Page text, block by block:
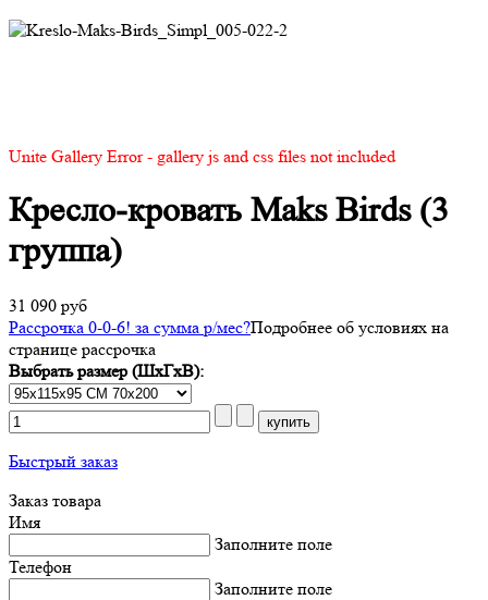
Unite Gallery Error - gallery js and css files not included
Кресло-кровать Maks Birds (3
группа)
31 090 руб
Рассрочка 0-0-6! за сумма р/мес?Подробнее об условиях на
странице рассрочка
Выбрать размер (ШхГхВ):
Быстрый заказ
Заказ товара
Имя
Заполните поле
Телефон
Заполните поле